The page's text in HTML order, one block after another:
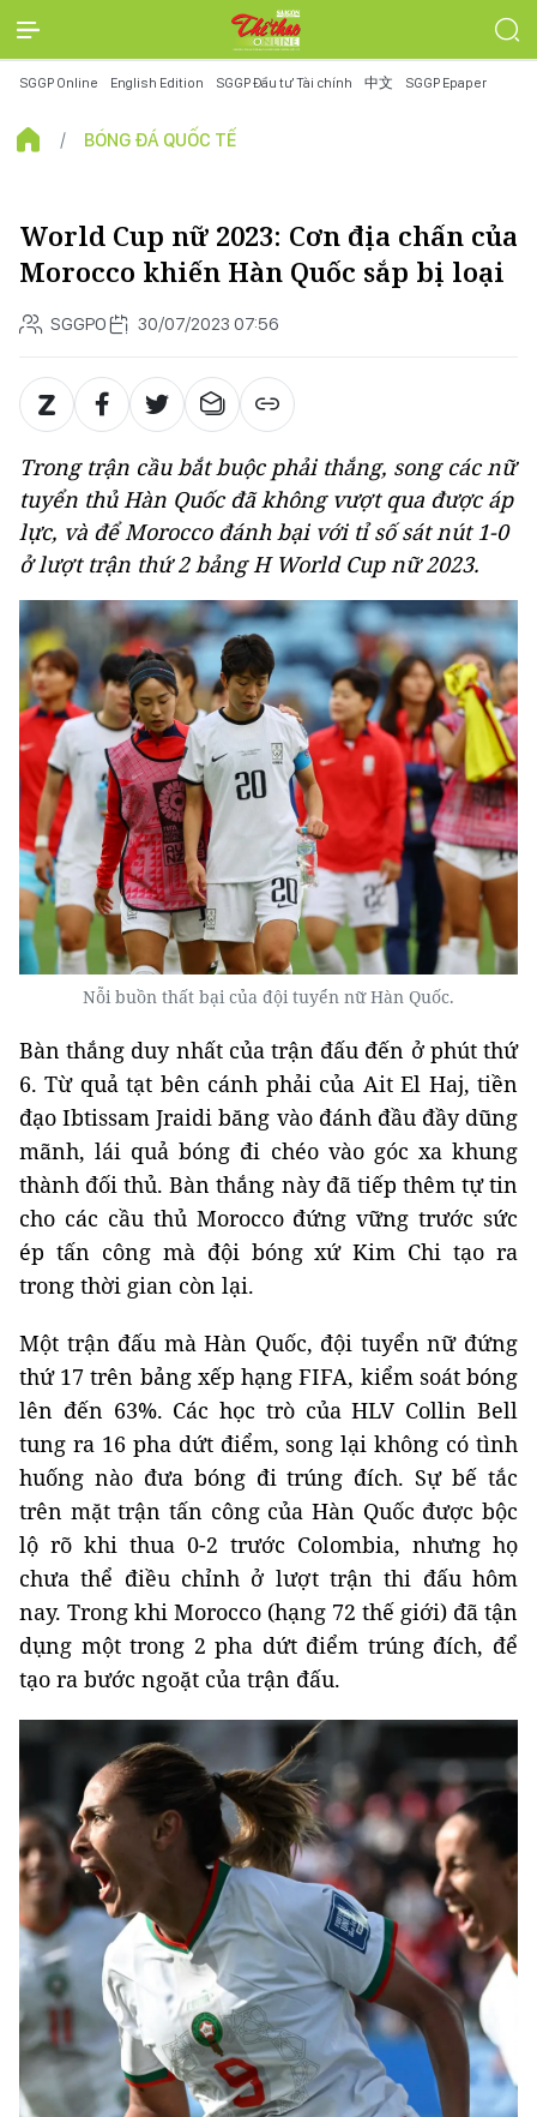
SGGP Online English Edition SGGP Đầu tư Tài chính 中文 SGGP Epaper
BÓNG ĐÁ QUỐC TẾ
World Cup nữ 2023: Cơn địa chấn của
Morocco khiến Hàn Quốc sắp bị loại
SGGPO 30/07/2023 07:56
Trong trận cầu bắt buộc phải thắng, song các nữ
tuyển thủ Hàn Quốc đã không vượt qua được áp
lực, và để Morocco đánh bại với tỉ số sát nút 1-0
ở lượt trận thứ 2 bảng H World Cup nữ 2023.
Nỗi buồn thất bại của đội tuyển nữ Hàn Quốc.
Bàn thắng duy nhất của trận đấu đến ở phút thứ
6. Từ quả tạt bên cánh phải của Ait El Haj, tiền
đạo Ibtissam Jraidi băng vào đánh đầu đầy dũng
mãnh, lái quả bóng đi chéo vào góc xa khung
thành đối thủ. Bàn thắng này đã tiếp thêm tự tin
cho các cầu thủ Morocco đứng vững trước sức
ép tấn công mà đội bóng xứ Kim Chi tạo ra
trong thời gian còn lại.
Một trận đấu mà Hàn Quốc, đội tuyển nữ đứng
thứ 17 trên bảng xếp hạng FIFA, kiểm soát bóng
lên đến 63%. Các học trò của HLV Collin Bell
tung ra 16 pha dứt điểm, song lại không có tình
huống nào đưa bóng đi trúng đích. Sự bế tắc
trên mặt trận tấn công của Hàn Quốc được bộc
lộ rõ khi thua 0-2 trước Colombia, nhưng họ
chưa thể điều chỉnh ở lượt trận thi đấu hôm
nay. Trong khi Morocco (hạng 72 thế giới) đã tận
dụng một trong 2 pha dứt điểm trúng đích, để
tạo ra bước ngoặt của trận đấu.